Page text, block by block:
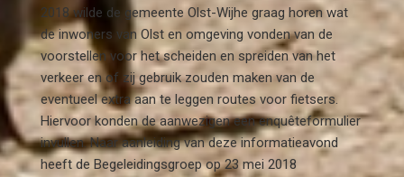
2018 wilde de gemeente Olst-Wijhe graag horen wat
de inwoners van Olst en omgeving vonden van de
voorstellen voor het scheiden en spreiden van het
verkeer en of zij gebruik zouden maken van de
eventueel extra aan te leggen routes voor fietsers.
Hiervoor konden de aanwezigen een enquêteformulier
invullen. Naar aanleiding van deze informatieavond
heeft de Begeleidingsgroep op 23 mei 2018